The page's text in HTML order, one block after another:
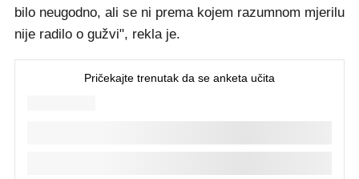
bilo neugodno, ali se ni prema kojem razumnom mjerilu
nije radilo o gužvi", rekla je.